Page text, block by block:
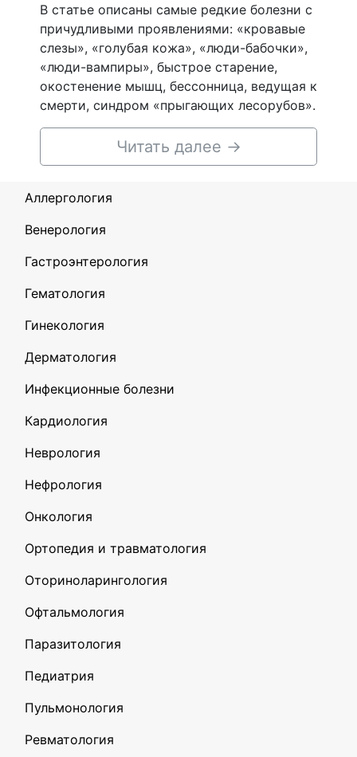
В статье описаны самые редкие болезни с
причудливыми проявлениями: «кровавые
слезы», «голубая кожа», «люди-бабочки»,
«люди-вампиры», быстрое старение,
окостенение мышц, бессонница, ведущая к
смерти, синдром «прыгающих лесорубов».
Читать далее →
Аллергология
Венерология
Гастроэнтерология
Гематология
Гинекология
Дерматология
Инфекционные болезни
Кардиология
Неврология
Нефрология
Онкология
Ортопедия и травматология
Оториноларингология
Офтальмология
Паразитология
Педиатрия
Пульмонология
Ревматология